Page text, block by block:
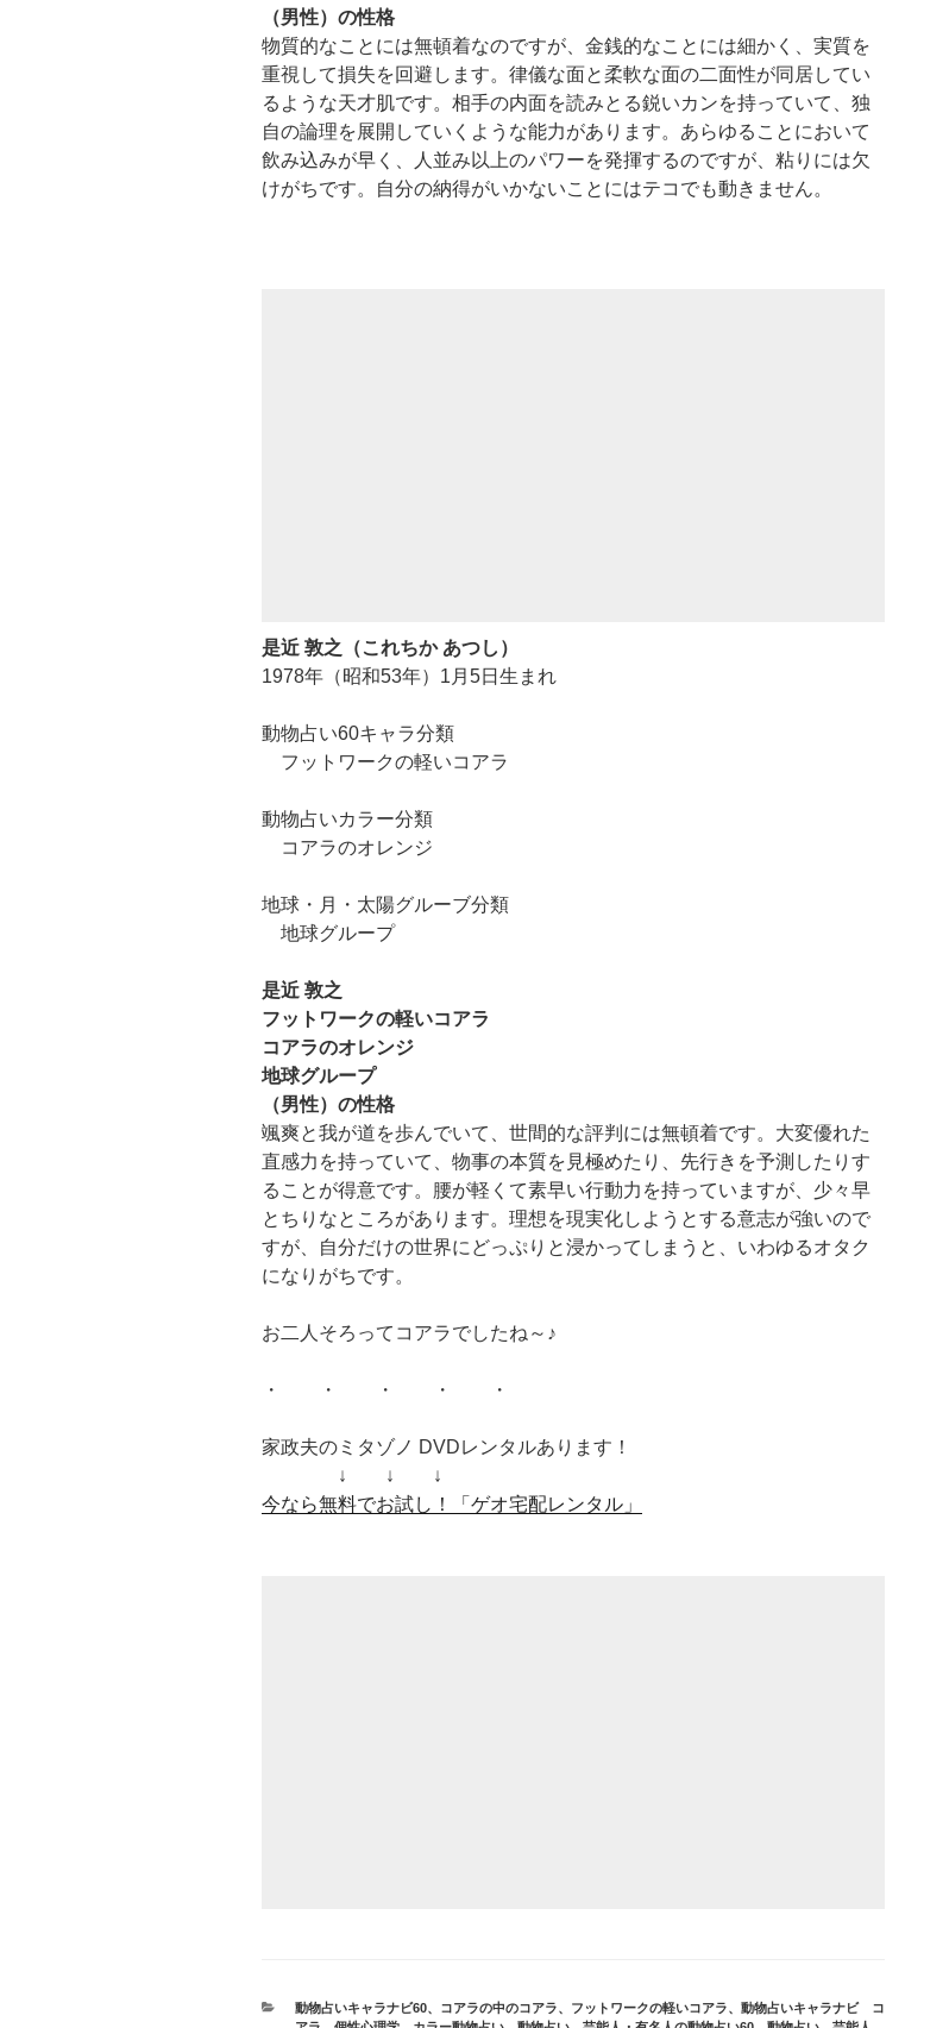
（男性）の性格
物質的なことには無頓着なのですが、金銭的なことには細かく、実質を
重視して損失を回避します。律儀な面と柔軟な面の二面性が同居してい
るような天才肌です。相手の内面を読みとる鋭いカンを持っていて、独
自の論理を展開していくような能力があります。あらゆることにおいて
飲み込みが早く、人並み以上のパワーを発揮するのですが、粘りには欠
けがちです。自分の納得がいかないことにはテコでも動きません。
是近 敦之（これちか あつし）
1978年（昭和53年）1月5日生まれ
動物占い60キャラ分類
フットワークの軽いコアラ
動物占いカラー分類
コアラのオレンジ
地球・月・太陽グルーブ分類
地球グループ
是近 敦之
フットワークの軽いコアラ
コアラのオレンジ
地球グループ
（男性）の性格
颯爽と我が道を歩んでいて、世間的な評判には無頓着です。大変優れた
直感力を持っていて、物事の本質を見極めたり、先行きを予測したりす
ることが得意です。腰が軽くて素早い行動力を持っていますが、少々早
とちりなところがあります。理想を現実化しようとする意志が強いので
すが、自分だけの世界にどっぷりと浸かってしまうと、いわゆるオタク
になりがちです。
お二人そろってコアラでしたね～♪
・ ・ ・ ・ ・
家政夫のミタゾノ DVDレンタルあります！
↓ ↓ ↓
今なら無料でお試し！「ゲオ宅配レンタル」
カ
動物占いキャラナビ60、 コアラの中のコアラ、 フットワークの軽いコアラ、 動物占いキャラナビ コ